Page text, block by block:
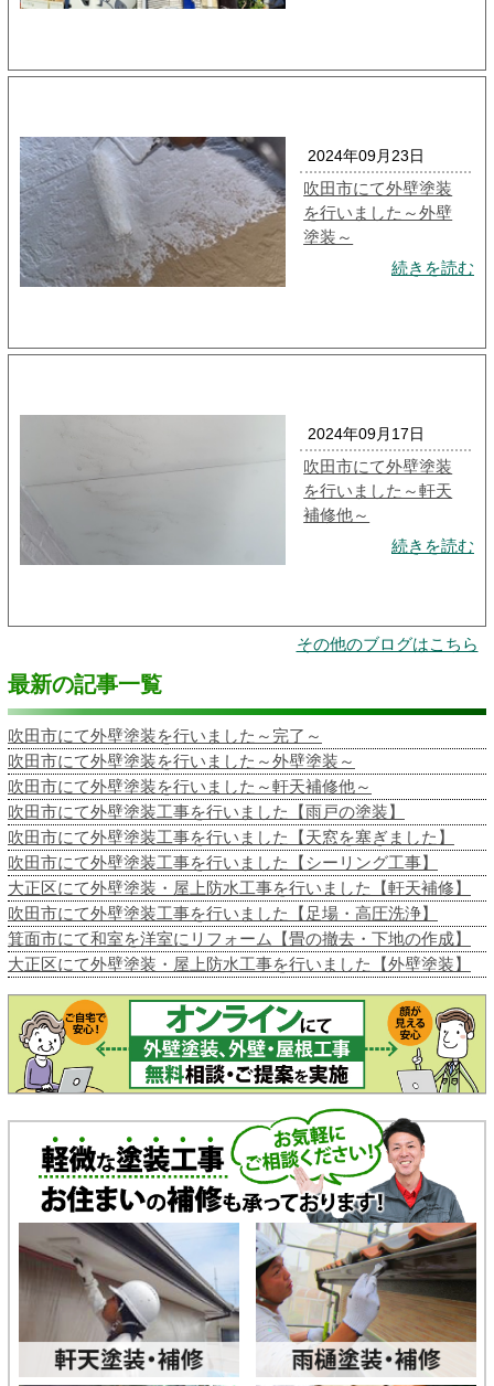
2024年09月23日
吹田市にて外壁塗装
を行いました～外壁
塗装～
続きを読む
2024年09月17日
吹田市にて外壁塗装
を行いました～軒天
補修他～
続きを読む
その他のブログはこちら
最新の記事一覧
吹田市にて外壁塗装を行いました～完了～
吹田市にて外壁塗装を行いました～外壁塗装～
吹田市にて外壁塗装を行いました～軒天補修他～
吹田市にて外壁塗装工事を行いました【雨戸の塗装】
吹田市にて外壁塗装工事を行いました【天窓を塞ぎました】
吹田市にて外壁塗装工事を行いました【シーリング工事】
大正区にて外壁塗装・屋上防水工事を行いました【軒天補修】
吹田市にて外壁塗装工事を行いました【足場・高圧洗浄】
箕面市にて和室を洋室にリフォーム【畳の撤去・下地の作成】
大正区にて外壁塗装・屋上防水工事を行いました【外壁塗装】